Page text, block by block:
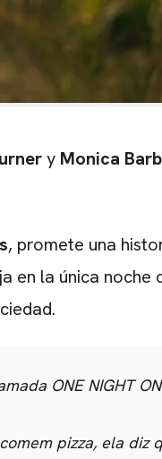
y Monica
, promete una
en la única noche
ONE NIGHT
pizza, ela diz